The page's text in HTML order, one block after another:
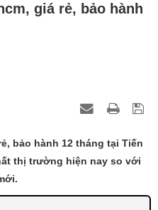
giá rẻ, bảo hành
bảo hành 12 tháng tại Tiến
thị trường hiện nay so với